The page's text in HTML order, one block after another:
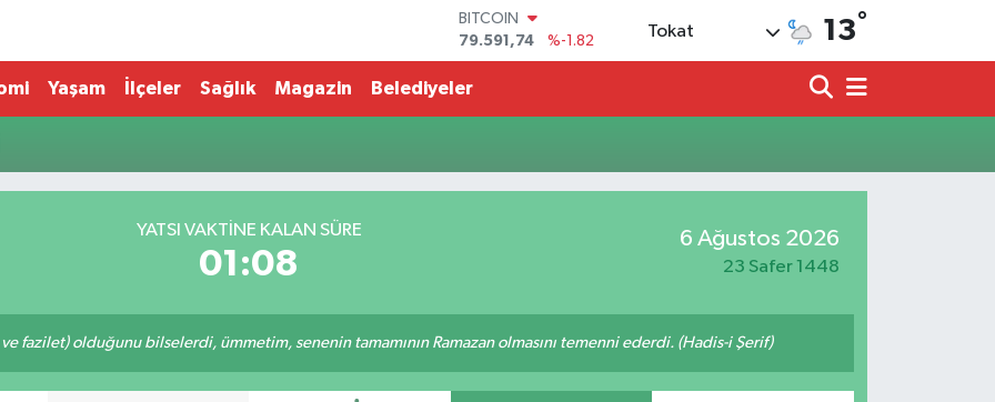
BITCOIN
79.591,74
%-1.82
DOLAR
45,43620
61,60380
%0.18
Tokat 13°
Yaşam İlçeler Sağlık Magazin Belediyeler
YATSI VAKTİNE KALAN SÜRE
01:08
6 Ağustos 2026
23 Safer 1448
ve fazilet) olduğunu bilselerdi, ümmetim, senenin tamamının Ramazan olmasını temenni ederdi. (Hadis-i Şerif)